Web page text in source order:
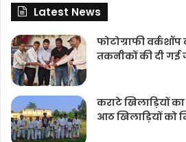
Latest News
फोटोग्राफी
तकनीकों की दी गई
कराटे खिलाड़ियों
आठ खिलाड़ियों को